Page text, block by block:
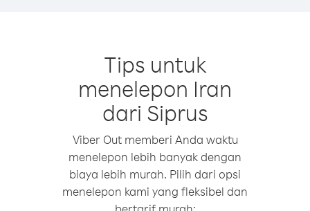
Tips untuk
menelepon Iran
dari Siprus
Viber Out memberi Anda waktu
menelepon lebih banyak dengan
biaya lebih murah. Pilih dari opsi
menelepon kami yang fleksibel dan